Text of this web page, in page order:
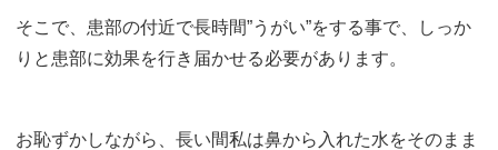
そこで、患部の付近で長時間”うがい”をする事で、しっか
りと患部に効果を行き届かせる必要があります。
お恥ずかしながら、長い間私は鼻から入れた水をそのまま